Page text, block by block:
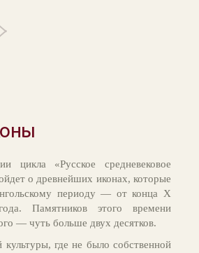
цикла «Русское средневековое
о древнейших иконах, которые
периоду — от конца Х
Памятников этого времени
— чуть больше двух десятков.
культуры, где не было собственной